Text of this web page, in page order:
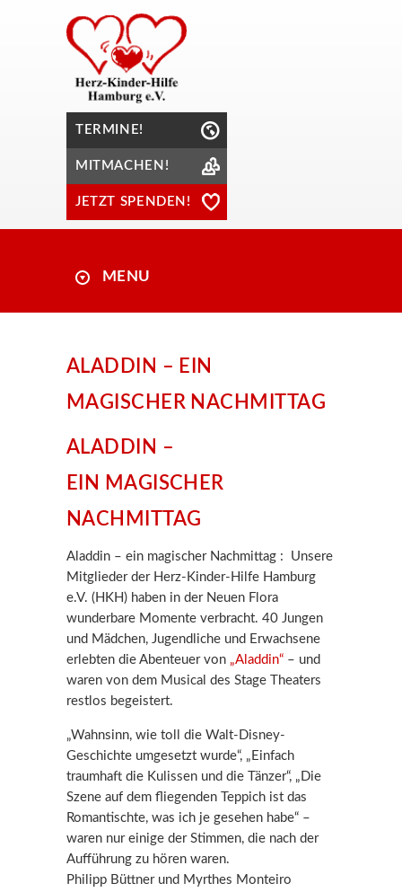
TERMINE!
MITMACHEN!
JETZT SPENDEN!
MENU
ALADDIN – EIN
MAGISCHER NACHMITTAG
ALADDIN –
EIN MAGISCHER
NACHMITTAG
Aladdin – ein magischer Nachmittag : Unsere
Mitglieder der Herz-Kinder-Hilfe Hamburg
e.V. (HKH) haben in der Neuen Flora
wunderbare Momente verbracht. 40 Jungen
und Mädchen, Jugendliche und Erwachsene
erlebten die Abenteuer von „Aladdin“ – und
waren von dem Musical des Stage Theaters
restlos begeistert.
„Wahnsinn, wie toll die Walt-Disney-
Geschichte umgesetzt wurde“, „Einfach
traumhaft die Kulissen und die Tänzer“, „Die
Szene auf dem fliegenden Teppich ist das
Romantischte, was ich je gesehen habe“ –
waren nur einige der Stimmen, die nach der
Aufführung zu hören waren.
Philipp Büttner und Myrthes Monteiro